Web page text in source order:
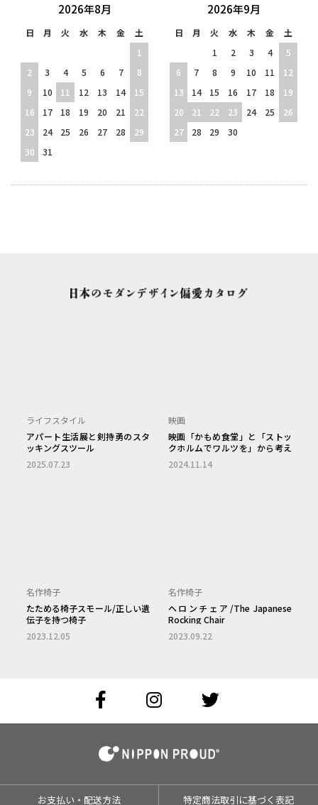
2026年8月
日 月 火 水 木 金
土
1
2
3 4 5 6 7
8
9
10 11 12 13 14
15
16
17 18 19 20 21
22
23
24 25 26 27 28
29
30
31
2026年9月
日 月 火 水 木 金
土
1
2 3 4
5
6
7 8 9 10 11
12
13
14 15 16 17 18
19
20
21 22 23 24 25
26
27
28 29 30
お支払い・配送方法 特定商法取引に基づく表記